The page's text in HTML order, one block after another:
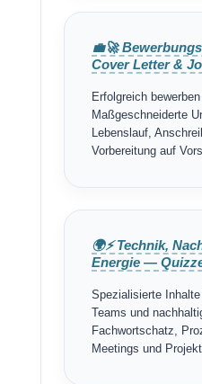
💼🚀
Cover Letter &
Erfolgreich
Maßgeschneiderte
Lebenslauf,
Vorbereitung auf
🌍⚡ Technik,
Energie —
Spezialisierte
Teams und
Fachwortschatz,
Meetings und